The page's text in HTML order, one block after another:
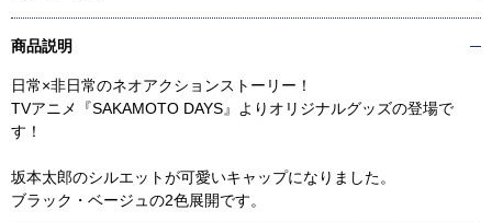
商品説明
日常×非日常のネオアクションストーリー！
TVアニメ『SAKAMOTO DAYS』よりオリジナルグッズの登場で
す！
坂本太郎のシルエットが可愛いキャップになりました。
ブラック・ベージュの2色展開です。